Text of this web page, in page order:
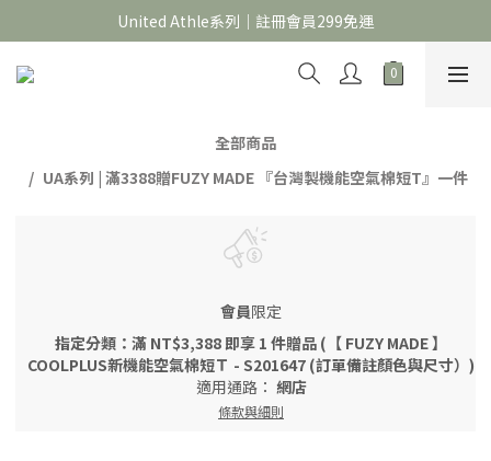
官網限定｜滿 688折＄30，1388折＄60，2688折＄150
United Athle系列｜註冊會員299免運
官網限定｜滿 688折＄30，1388折＄60，2688折＄150
全部商品
UA系列 | 滿3388贈FUZY MADE 『台灣製機能空氣棉短T』一件
會員限定
指定分類：滿 NT$3,388 即享 1 件贈品 (【 FUZY MADE 】
COOLPLUS新機能空氣棉短Ｔ - S201647 (訂單備註顏色與尺寸）)
適用通路： 網店
條款與細則